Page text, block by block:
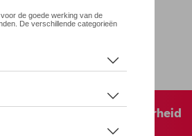
stock
uw dealer voor beschikbaarheid